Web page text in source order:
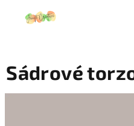
Sádrové